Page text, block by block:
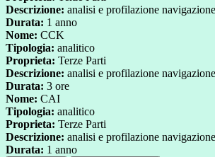
Descrizione: analisi e profilazione
Durata: 1 anno
Nome: CCK
Tipologia: analitico
Proprieta: Terze Parti
Descrizione: analisi e profilazione
Durata: 3 ore
Nome: CAI
Tipologia: analitico
Proprieta: Terze Parti
Descrizione: analisi e profilazione
Durata: 1 anno